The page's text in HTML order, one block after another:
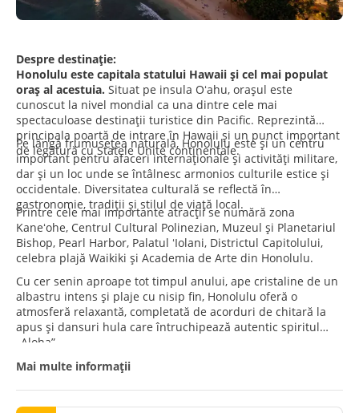
Despre destinație:
Honolulu este capitala statului Hawaii și cel mai populat
oraș al acestuia. Situat pe insula Oʻahu, orașul este
cunoscut la nivel mondial ca una dintre cele mai
spectaculoase destinații turistice din Pacific. Reprezintă
principala poartă de intrare în Hawaii și un punct important
de legătură cu Statele Unite continentale.
Pe lângă frumusețea naturală, Honolulu este și un centru
important pentru afaceri internaționale și activități militare,
dar și un loc unde se întâlnesc armonios culturile estice și
occidentale. Diversitatea culturală se reflectă în
gastronomie, tradiții și stilul de viață local.
Printre cele mai importante atracții se numără zona
Kaneʻohe, Centrul Cultural Polinezian, Muzeul și Planetariul
Bishop, Pearl Harbor, Palatul ʻIolani, Districtul Capitolului,
celebra plajă Waikiki și Academia de Arte din Honolulu.
Cu cer senin aproape tot timpul anului, ape cristaline de un
albastru intens și plaje cu nisip fin, Honolulu oferă o
atmosferă relaxantă, completată de acorduri de chitară la
apus și dansuri hula care întruchipează autentic spiritul
„Aloha”.
Mai multe informații